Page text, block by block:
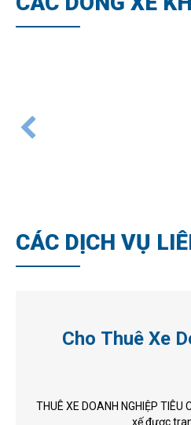
CÁC DỊCH VỤ
Cho Thuê Xe
THUÊ XE DOANH NGHIỆP TIÊU
xế được